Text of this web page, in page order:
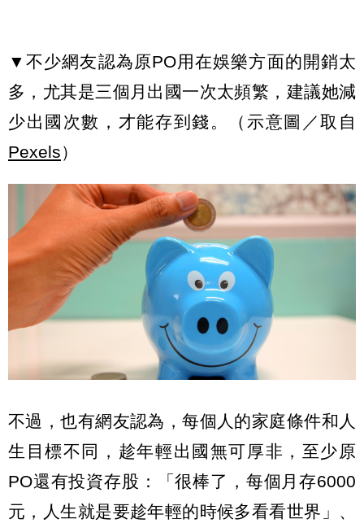
▼不少網友認為原PO用在娛樂方面的開銷太
多，尤其是三個月出國一次太頻繁，建議她減
少出國次數，才能存到錢。（示意圖／取自
Pexels）
不過，也有網友認為，每個人的家庭條件和人
生目標不同，趁年輕出國無可厚非，至少原
PO還有投資存股：「很棒了，每個月存6000
元，人生就是要趁年輕的時候多看看世界」、